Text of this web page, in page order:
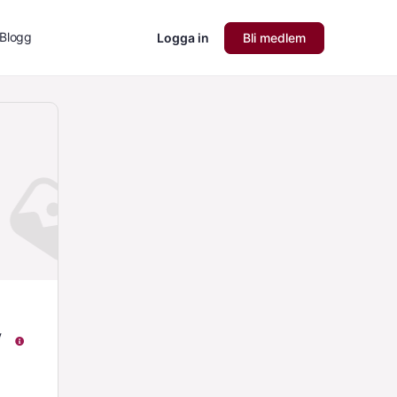
Blogg Logga in Bli medlem